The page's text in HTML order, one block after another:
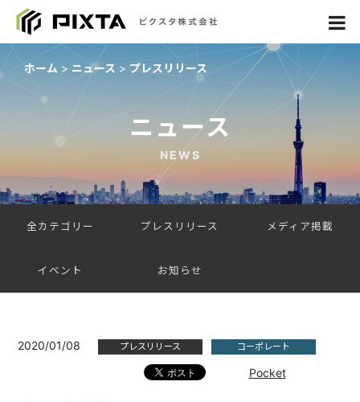
ホーム ニュース プレスリリース
ニュース
NEWS
全カテゴリー プレスリリース メディア掲載
イベント お知らせ
2020/01/08 プレスリリース コーポレート
Pocket